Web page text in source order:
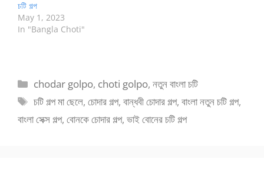
চটি গল্প
May 1, 2023
In "Bangla Choti"
Categories
chodar golpo, choti golpo,নতুন বাংলা চটি
Tags
চটি গল্প মা ছেলে,চোদার গল্প,বান্ধবী চোদার গল্প,বাংলা নতুন চটি গল্প,
বাংলা সেক্স গল্প, বোনকে চোদার গল্প, ভাই বোনের চটি গল্প